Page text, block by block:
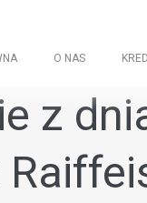
O NAS
z